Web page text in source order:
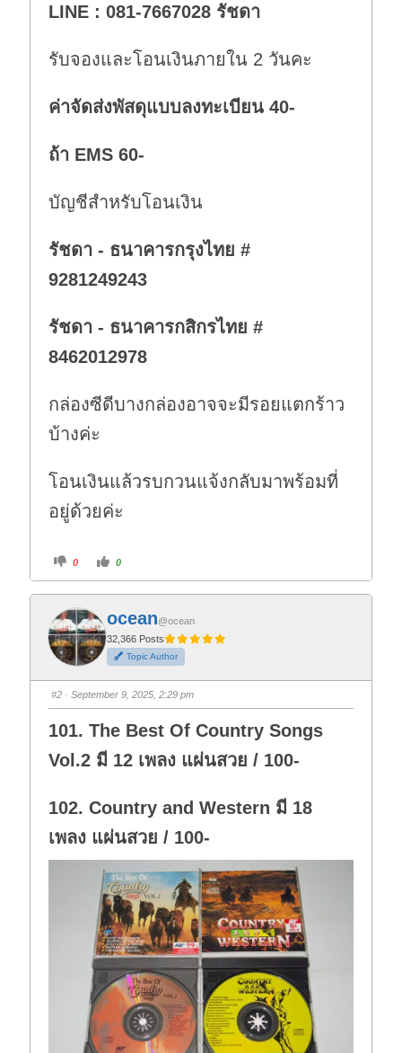
LINE : 081-7667028 รัชดา
รับจองและโอนเงินภายใน 2 วันคะ
ค่าจัดส่งพัสดุแบบลงทะเบียน 40-
ถ้า EMS 60-
บัญชีสำหรับโอนเงิน
รัชดา - ธนาคารกรุงไทย #
9281249243
รัชดา - ธนาคารกสิกรไทย #
8462012978
กล่องซีดีบางกล่องอาจจะมีรอยแตกร้าว
บ้างค่ะ
โอนเงินแล้วรบกวนแจ้งกลับมาพร้อมที่
อยู่ด้วยค่ะ
C
i
k
f
o
r
t
h
u
m
d
o
n
.
0
C
i
k
o
r
t
h
u
m
u
p
0
ocean@ocean
32,366 Posts
Topic Author
#2 · September 9, 2025, 2:29 pm
101. The Best Of Country Songs
Vol.2 มี 12 เพลง แผ่นสวย / 100-
102. Country and Western มี 18
เพลง แผ่นสวย / 100-